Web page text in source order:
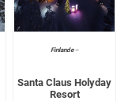
Finlande–
Santa Claus Holyday
Resort